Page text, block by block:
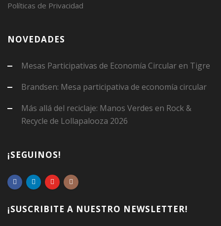
Políticas de Privacidad
NOVEDADES
Mesas Participativas de Economía Circular en Tigre
Brandsen: Mesa participativa de economía circular
Más allá del reciclaje: Manos Verdes en Rock &
Recycle de Lollapalooza 2026
¡SEGUINOS!
¡SUSCRIBITE A NUESTRO NEWSLETTER!